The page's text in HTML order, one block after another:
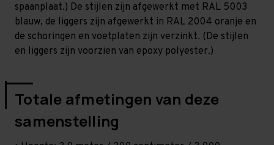
spaanplaat.) De stijlen zijn afgewerkt met RAL 5003
blauw, de liggers zijn afgewerkt in RAL 2004 oranje en
de schoringen en voetplaten zijn verzinkt. (De stijlen
en liggers zijn voorzien van epoxy polyester.)
Totale afmetingen van deze
samenstelling